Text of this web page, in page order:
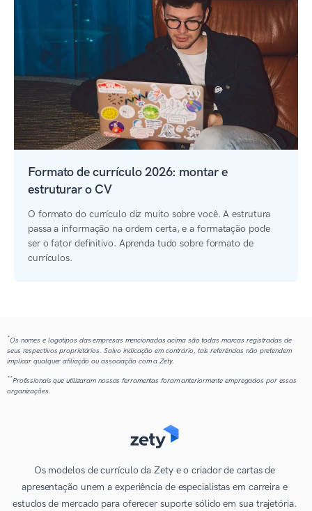
Formato de currículo 2026: montar e
estruturar o CV
O formato do currículo diz muito sobre você. A estrutura
passa a informação na ordem certa, e a formatação pode
ser o fator definitivo. Aprenda tudo sobre formato de
currículos.
*Os nomes e logotipos das empresas mencionadas acima são todas marcas registradas de
seus respectivos proprietários. Salvo indicação em contrário, tais referências não pretendem
implicar qualquer afiliação ou associação com a Zety.
**Profissionais que utilizaram nossas ferramentas foram anteriormente empregados por essas
organizações.
Os modelos de currículo da Zety e o criador de cartas de
apresentação unem a experiência de especialistas em carreira e
estudos de mercado para oferecer suporte sólido em sua trajetória.